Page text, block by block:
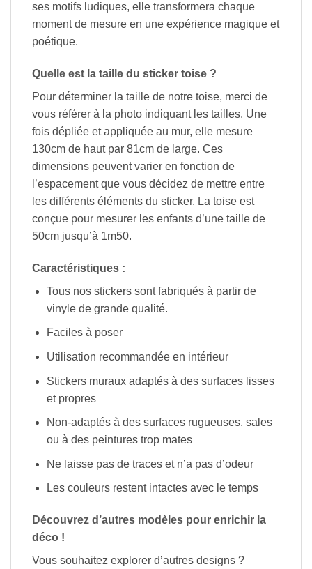
ses motifs ludiques, elle transformera chaque
moment de mesure en une expérience magique et
poétique.
Quelle est la taille du sticker toise ?
Pour déterminer la taille de notre toise, merci de
vous référer à la photo indiquant les tailles. Une
fois dépliée et appliquée au mur, elle mesure
130cm de haut par 81cm de large. Ces
dimensions peuvent varier en fonction de
l’espacement que vous décidez de mettre entre
les différents éléments du sticker. La toise est
conçue pour mesurer les enfants d’une taille de
50cm jusqu’à 1m50.
Caractéristiques :
Tous nos stickers sont fabriqués à partir de
vinyle de grande qualité.
Faciles à poser
Utilisation recommandée en intérieur
Stickers muraux adaptés à des surfaces lisses
et propres
Non-adaptés à des surfaces rugueuses, sales
ou à des peintures trop mates
Ne laisse pas de traces et n’a pas d’odeur
Les couleurs restent intactes avec le temps
Découvrez d’autres modèles pour enrichir la
déco !
Vous souhaitez explorer d’autres designs ?